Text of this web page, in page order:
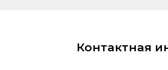
Контактная